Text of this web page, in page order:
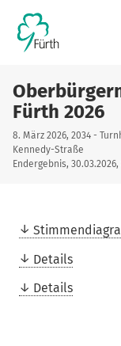
Fürth 2026
8. März 2026, 2034 -
Kennedy-Straße
Endergebnis, 30.03.2026,
Details
Details